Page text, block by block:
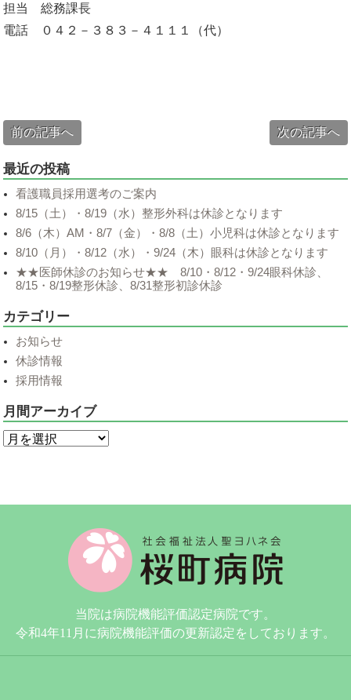
担当 総務課長
電話 ０４２－３８３－４１１１（代）
前の記事へ 次の記事へ
最近の投稿
看護職員採用選考のご案内
8/15（土）・8/19（水）整形外科は休診となります
8/6（木）AM・8/7（金）・8/8（土）小児科は休診となります
8/10（月）・8/12（水）・9/24（木）眼科は休診となります
★★医師休診のお知らせ★★ 8/10・8/12・9/24眼科休診、
8/15・8/19整形休診、8/31整形初診休診
カテゴリー
お知らせ
休診情報
採用情報
月間アーカイブ
当院は病院機能評価認定病院です。
令和4年11月に病院機能評価の更新認定をしております。